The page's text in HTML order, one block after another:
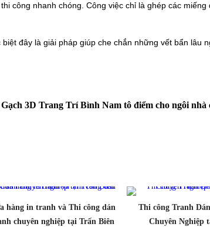
công nhanh chóng. Công việc chỉ là ghép các
đây là giải pháp giúp che chắn những vết bẩn lâu
3D Trang Trí Bình Nam tô điểm cho ngôi nhà
hàng in tranh và Thi công dán
chuyên nghiệp tại Trấn Biên
Thi công Tranh
Chuyên Nghiệp